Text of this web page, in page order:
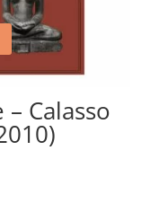
– Calasso